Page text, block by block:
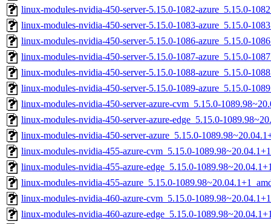
linux-modules-nvidia-450-server-5.15.0-1082-azure_5.15.0-
linux-modules-nvidia-450-server-5.15.0-1083-azure_5.15.0-
linux-modules-nvidia-450-server-5.15.0-1086-azure_5.15.0-
linux-modules-nvidia-450-server-5.15.0-1087-azure_5.15.0-
linux-modules-nvidia-450-server-5.15.0-1088-azure_5.15.0-
linux-modules-nvidia-450-server-5.15.0-1089-azure_5.15.0-
linux-modules-nvidia-450-server-azure-cvm_5.15.0-
linux-modules-nvidia-450-server-azure-edge_5.15.0-
linux-modules-nvidia-450-server-azure_5.15.0-
linux-modules-nvidia-455-azure-cvm_5.15.0-
linux-modules-nvidia-455-azure-edge_5.15.0-
linux-modules-nvidia-455-azure_5.15.0-
linux-modules-nvidia-460-azure-cvm_5.15.0-
linux-modules-nvidia-460-azure-edge_5.15.0-